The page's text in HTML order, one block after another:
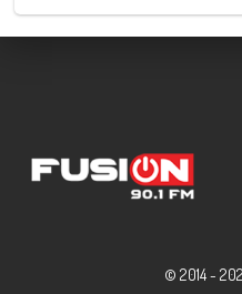
© 2014 -